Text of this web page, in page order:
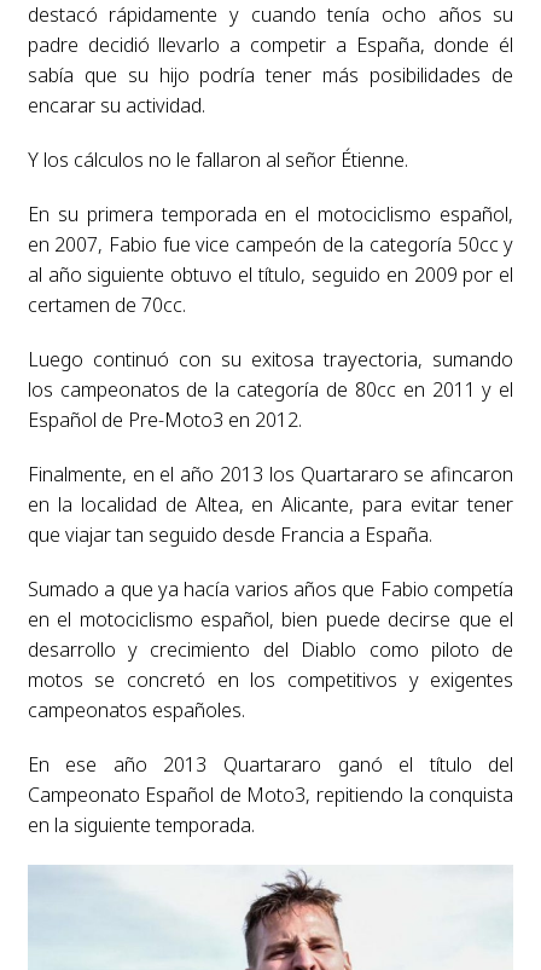
destacó rápidamente y cuando tenía ocho años su
padre decidió llevarlo a competir a España, donde él
sabía que su hijo podría tener más posibilidades de
encarar su actividad.
Y los cálculos no le fallaron al señor Étienne.
En su primera temporada en el motociclismo español,
en 2007, Fabio fue vice campeón de la categoría 50cc y
al año siguiente obtuvo el título, seguido en 2009 por el
certamen de 70cc.
Luego continuó con su exitosa trayectoria, sumando
los campeonatos de la categoría de 80cc en 2011 y el
Español de Pre-Moto3 en 2012.
Finalmente, en el año 2013 los Quartararo se afincaron
en la localidad de Altea, en Alicante, para evitar tener
que viajar tan seguido desde Francia a España.
Sumado a que ya hacía varios años que Fabio competía
en el motociclismo español, bien puede decirse que el
desarrollo y crecimiento del Diablo como piloto de
motos se concretó en los competitivos y exigentes
campeonatos españoles.
En ese año 2013 Quartararo ganó el título del
Campeonato Español de Moto3, repitiendo la conquista
en la siguiente temporada.